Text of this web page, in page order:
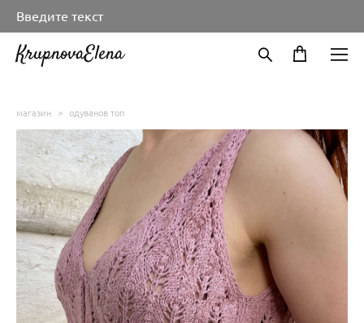
Введите текст
KrupnovaElena
магазин > одуванов топ